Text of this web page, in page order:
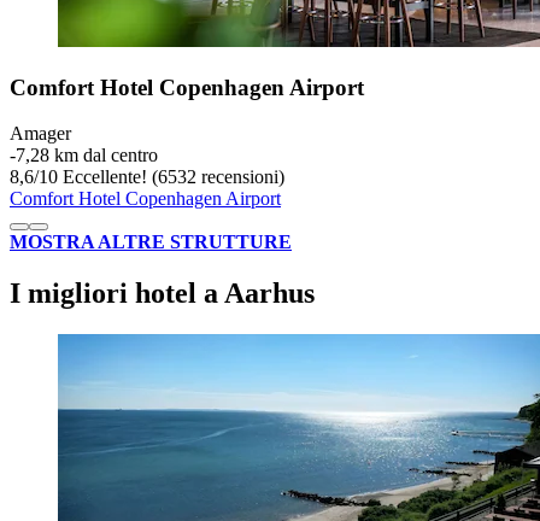
Comfort Hotel Copenhagen Airport
Amager
‐7,28 km dal centro
8,6/10 Eccellente! (6532 recensioni)
Comfort Hotel Copenhagen Airport
MOSTRA ALTRE STRUTTURE
I migliori hotel a Aarhus